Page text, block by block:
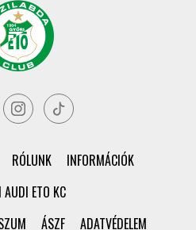
RÓLUNK
INFORMÁCIÓK
AUDI ETO KC
ÁSZF ADATVÉDELEM